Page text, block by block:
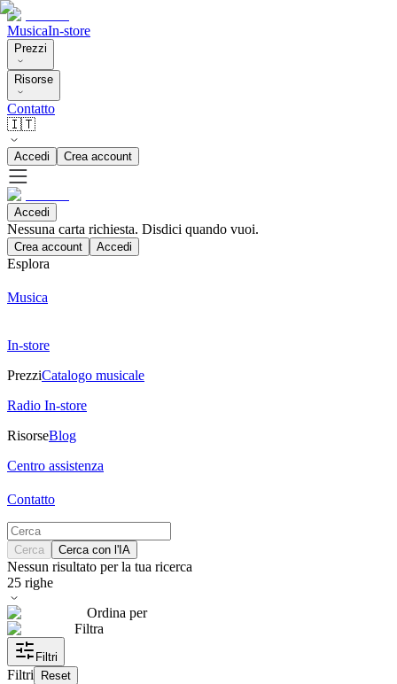
MusicaIn-store
Prezzi
Risorse
Contatto
🇮🇹
Accedi Crea account
Accedi
Nessuna carta richiesta. Disdici quando vuoi.
Crea account Accedi
Esplora
Musica
In-store
PrezziCatalogo musicale
Radio In-store
RisorseBlog
Centro assistenza
Contatto
Cerca Cerca con l'IA
Nessun risultato per la tua ricerca
25 righe
Ordina per
Filtra
Filtri
Filtri Reset